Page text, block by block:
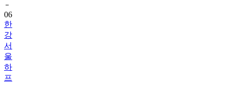
06
한
강
서
울
하
프